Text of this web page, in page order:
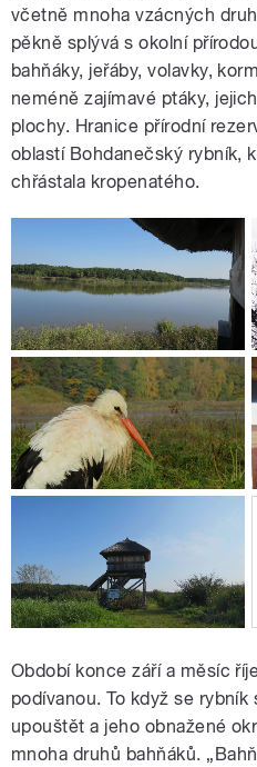
včetně mnoha vzácných
pěkně splývá s okolní
bahňáky, jeřáby, volavky,
neméně zajímavé ptáky,
plochy. Hranice přírodní
oblastí Bohdanečský rybník,
chřástala kropenatého.
Období konce září a měsíc
podívanou. To když se
upouštět a jeho obnažené
mnoha druhů bahňáků.